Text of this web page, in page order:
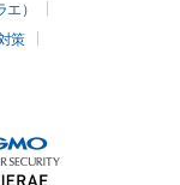
）
策